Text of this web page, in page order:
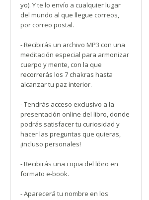
yo). Y te lo envío a cualquier lugar
del mundo al que llegue correos,
por correo postal.
- Recibirás un archivo MP3 con una
meditación especial para armonizar
cuerpo y mente, con la que
recorrerás los 7 chakras hasta
alcanzar tu paz interior.
- Tendrás acceso exclusivo a la
presentación online del libro, donde
podrás satisfacer tu curiosidad y
hacer las preguntas que quieras,
¡incluso personales!
- Recibirás una copia del libro en
formato e-book.
- Aparecerá tu nombre en los